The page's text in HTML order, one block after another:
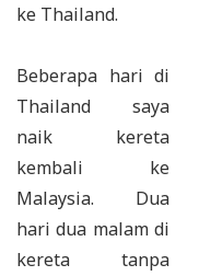
ke Thailand.
Beberapa hari di
Thailand saya
naik kereta
kembali ke
Malaysia. Dua
hari dua malam di
kereta tanpa